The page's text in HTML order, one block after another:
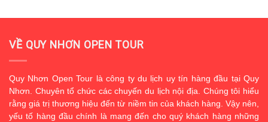
VỀ QUY NHƠN OPEN TOUR
Quy Nhơn Open Tour là công ty du lịch uy tín hàng đầu tại Quy
Nhơn. Chuyên tổ chức các chuyến du lịch nội địa. Chúng tôi hiểu
rằng giá trị thương hiệu đến từ niềm tin của khách hàng. Vậy nên,
yếu tố hàng đầu chính là mang đến cho quý khách hàng những